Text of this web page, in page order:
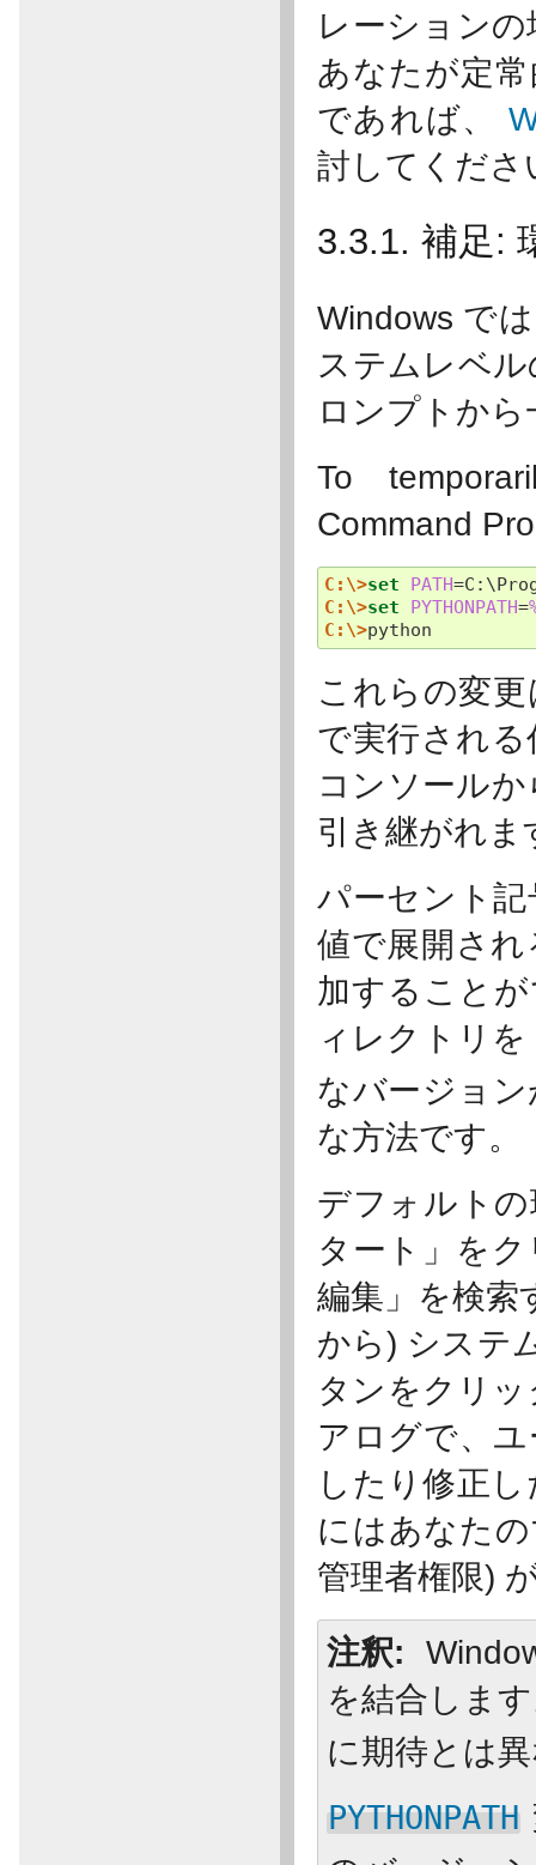
レーション
あなたが定
であれば、
討してくださ
3.3.1. 補足:
Windows で
ステムレベ
ロンプトか
To
Command
C:\>set PATH=
C:\>set PYTHONPATH=
C:\>
これらの変
で実行され
コンソール
引き継がれま
パーセント
値で展開さ
加すること
ィレクトリを
なバージョ
な方法です。
デフォルト
タート」を
編集」を検索
から) システ
タンをクリ
アログで、
したり修正
にはあなた
管理者権限)
注釈
を結合しま
に期待とは
PYTHONPATH